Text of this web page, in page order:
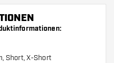
Short, X-Short